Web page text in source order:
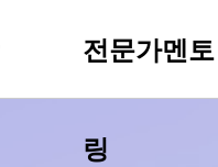
전문가멘토
링